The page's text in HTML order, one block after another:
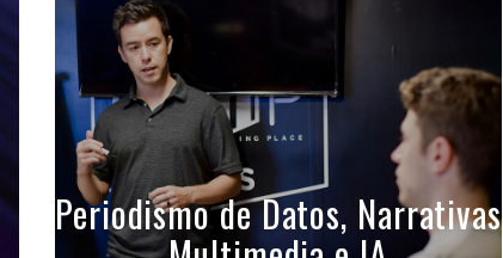
Periodismo de Datos, Narrativas